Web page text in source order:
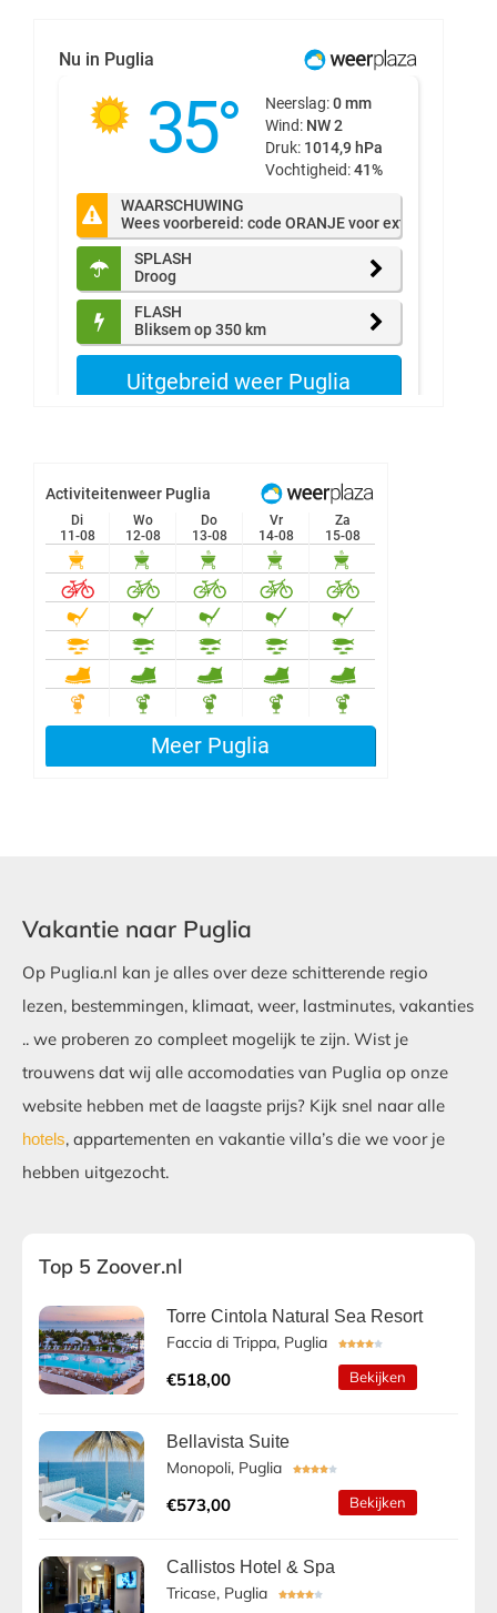
Vakantie naar Puglia
Op Puglia.nl kan je alles over deze schitterende regio
lezen, bestemmingen, klimaat, weer, lastminutes, vakanties
.. we proberen zo compleet mogelijk te zijn. Wist je
trouwens dat wij alle accomodaties van Puglia op onze
website hebben met de laagste prijs? Kijk snel naar alle
hotels, appartementen en vakantie villa’s die we voor je
hebben uitgezocht.
Top 5 Zoover.nl
Torre Cintola Natural Sea Resort
Faccia di Trippa, Puglia 
€518,00 Bekijken
Bellavista Suite
Monopoli, Puglia 
€573,00 Bekijken
Callistos Hotel & Spa
Tricase, Puglia 